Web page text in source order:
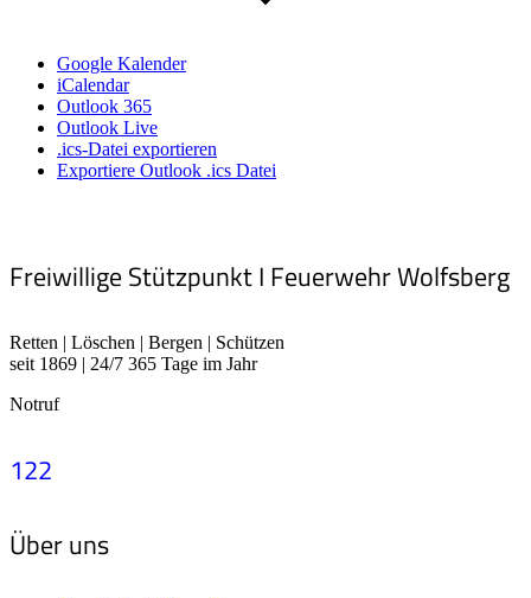
Google Kalender
iCalendar
Outlook 365
Outlook Live
.ics-Datei exportieren
Exportiere Outlook .ics Datei
Freiwillige Stützpunkt I Feuerwehr Wolfsberg
Retten | Löschen | Bergen | Schützen
seit 1869 | 24/7 365 Tage im Jahr
Notruf
122
Über uns